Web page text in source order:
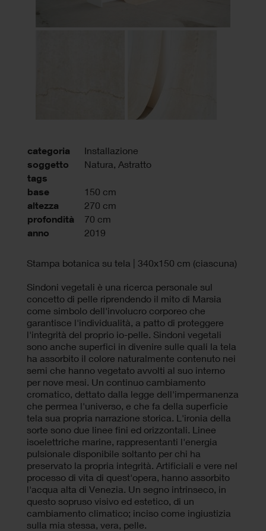
categoria Installazione
soggetto Natura, Astratto
tags
base
150 cm
altezza 270 cm
profondità 70 cm
anno 2019
Stampa botanica su tela | 340x150 cm (ciascuna)
Sindoni vegetali è una ricerca personale sul
concetto di pelle riprendendo il mito di Marsia
come simbolo dell'involucro corporeo che
garantisce l'individualità, a patto di proteggere
l'integrità del proprio io-pelle. Sindoni vegetali
sono anche superfici in divenire sulle quali la tela
ha assorbito il colore naturalmente contenuto nei
semi che hanno vegetato avvolti al suo interno
per nove mesi. Un continuo cambiamento
cromatico, dettato dalla legge dell'impermanenza
che permea l'universo, e che fa della superficie
tela sua propria narrazione storica. L'ironia della
sorte sono due linee fini ed orizzontali. Linee
isoelettriche marine, rappresentanti l'energia
pulsionale disponibile soltanto per chi ha
preservato la propria integrità. Artificiali e vere nel
processo di vita di quest'opera, hanno assorbito
l'acqua alta di Venezia. Un segno intrinseco, in
questo sopruso visivo ed estetico, di un
cambiamento climatico; inciso come ingiustizia
sulla mia stessa, vera, pelle.